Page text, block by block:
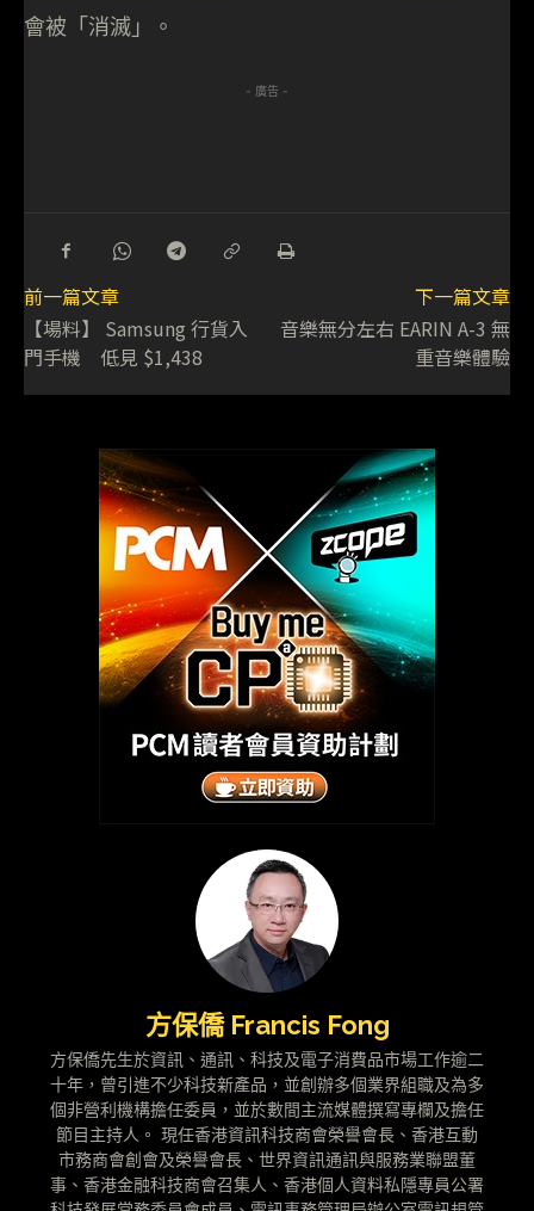
會被「消滅」。
- 廣告 -
前一篇文章
【場料】 Samsung 行貨入
門手機 低見 $1,438
下一篇文章
音樂無分左右 EARIN A-3 無
重音樂體驗
方保僑 Francis Fong
方保僑先生於資訊、通訊、科技及電子消費品市場工作逾二
十年，曾引進不少科技新產品，並創辦多個業界組職及為多
個非營利機構擔任委員，並於數間主流媒體撰寫專欄及擔任
節目主持人。 現任香港資訊科技商會榮譽會長、香港互動
市務商會創會及榮譽會長、世界資訊通訊與服務業聯盟董
事、香港金融科技商會召集人、香港個人資料私隱專員公署